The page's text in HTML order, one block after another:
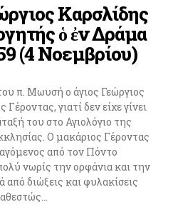
Καρσλίδης
ὁ ἐν Δράμα
(4 Νοεμβρίου)
π. Μωυσή ο άγιος Γεώργιος
γιατί δεν είχε γίνει
του στο Αγιολόγιο της
Ο μακάριος Γέροντας
από τον Πόντο
νωρίς την ορφάνια και την
από διώξεις και φυλακίσεις